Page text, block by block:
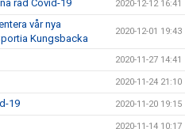
råd Covid-19 2020-12-12 16:41
vår nya
Kungsbacka
2020-12-01 19:43
2020-11-27 14:41
2020-11-24 21:10
19 2020-11-20 19:15
2020-11-14 10:17